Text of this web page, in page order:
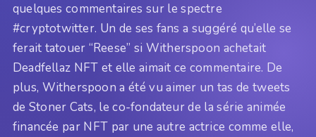
quelques commentaires sur le spectre
#cryptotwitter. Un de ses fans a suggéré qu’elle se
ferait tatouer “Reese” si Witherspoon achetait
Deadfellaz NFT et elle aimait ce commentaire. De
plus, Witherspoon a été vu aimer un tas de tweets
de Stoner Cats, le co-fondateur de la série animée
financée par NFT par une autre actrice comme elle,